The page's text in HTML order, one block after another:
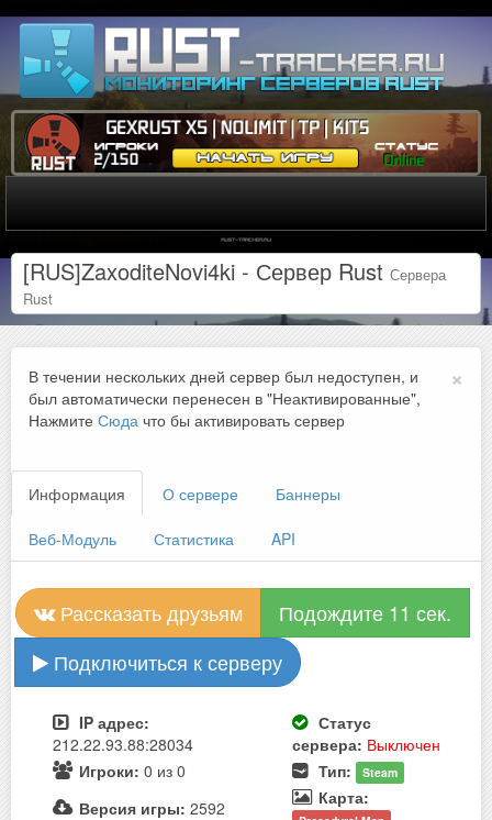
[RUS]ZaxoditeNovi4ki - Сервер Rust Сервера
Rust
×
В течении нескольких дней сервер был недоступен, и
был автоматически перенесен в "Неактивированные",
Нажмите Сюда что бы активировать сервер
Информация О сервере Баннеры
Веб-Модуль Статистика API
Рассказать друзьям
Подождите 10 сек.
Подключиться к серверу
IP адрес:
212.22.93.88:28034
Статус
сервера: Выключен
Игроки: 0 из 0 Тип: Steam
Версия игры: 2592 Карта: